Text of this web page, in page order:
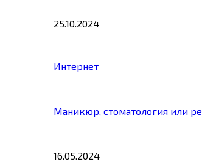
25.10.2024
Интернет
Маникюр, стоматология или
16.05.2024